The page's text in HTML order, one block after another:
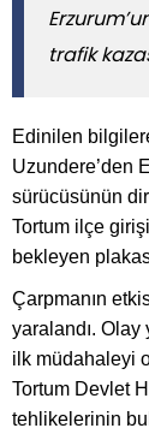
trafik
Edinilen
Uzundere’den
sürücüsünün
Tortum ilçe
bekleyen
Çarpmanın
yaralandı. Olay
ilk müdahaleyi
Tortum Devlet
tehlikelerinin